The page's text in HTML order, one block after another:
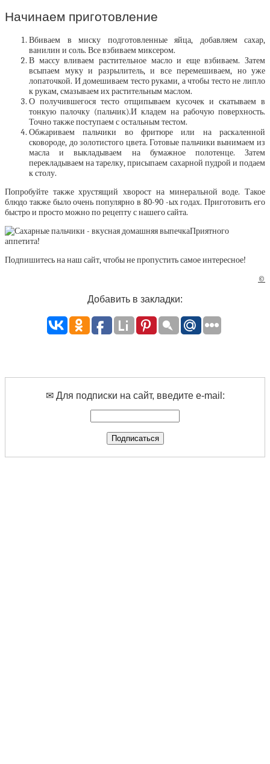
Начинаем приготовление
Вбиваем в миску подготовленные яйца, добавляем сахар,
ванилин и соль. Все взбиваем миксером.
В массу вливаем растительное масло и еще взбиваем. Затем
всыпаем муку и разрылитель, и все перемешиваем, но уже
лопаточкой. И домешиваем тесто руками, а чтобы тесто не липло
к рукам, смазываем их растительным маслом.
О получившегося тесто отщипываем кусочек и скатываем в
тонкую палочку (пальчик).И кладем на рабочую поверхность.
Точно также поступаем с остальным тестом.
Обжариваем пальчики во фритюре или на раскаленной
сковороде, до золотистого цвета. Готовые пальчики вынимаем из
масла и выкладываем на бумажное полотенце. Затем
перекладываем на тарелку, присыпаем сахарной пудрой и подаем
к столу.
Попробуйте также хрустящий хворост на минеральной воде. Такое
блюдо также было очень популярно в 80-90 -ых годах. Приготовить его
быстро и просто можно по рецепту с нашего сайта.
Приятного
аппетита!
Подпишитесь на наш сайт, чтобы не пропустить самое интересное!
©
Добавить в закладки:
✉ Для подписки на сайт, введите e-mail: